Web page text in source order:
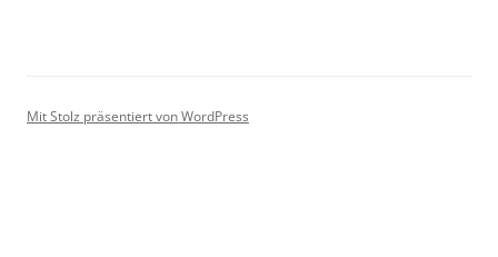
Mit Stolz präsentiert von WordPress